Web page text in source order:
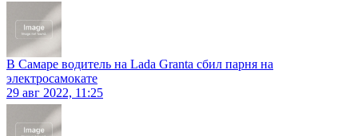
В Самаре водитель на Lada Granta сбил парня на
электросамокате
29 авг 2022, 11:25